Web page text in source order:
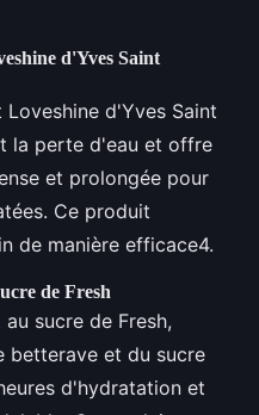
d'Yves Saint
d'Yves Saint
la perte d'eau et offre
et prolongée pour
Ce produit
de manière efficace4.
de Fresh
sucre de Fresh,
betterave et du sucre
d'hydratation et